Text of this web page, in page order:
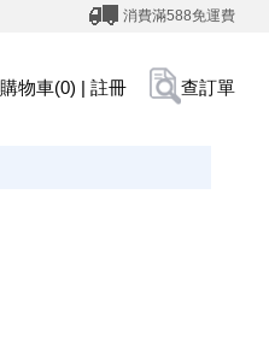
消費滿588免運費
購物車(0) | 註冊 查訂單